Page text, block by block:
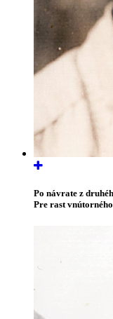
Po návrate z
Pre rast